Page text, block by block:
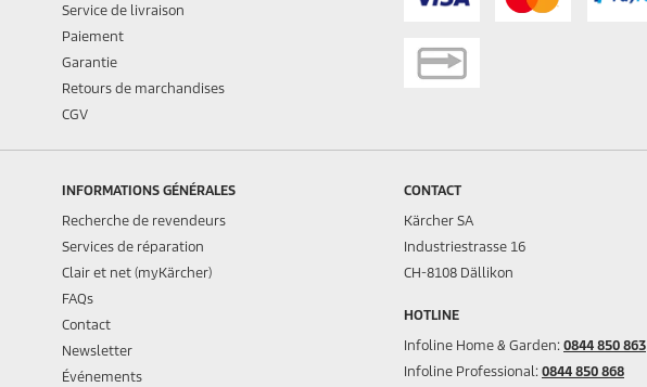
Service de livraison
Paiement
Garantie
Retours de marchandises
CGV
INFORMATIONS GÉNÉRALES
Recherche de revendeurs
Services de réparation
Clair et net (myKärcher)
FAQs
Contact
Newsletter
Événements
CONTACT
Kärcher SA
Industriestrasse 16
CH-8108 Dällikon
HOTLINE
Infoline Home & Garden: 0844 850 863
Infoline Professional: 0844 850 868